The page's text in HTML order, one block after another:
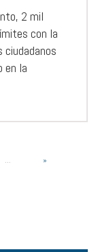
2 mil
con la
ciudadanos
en la
... »